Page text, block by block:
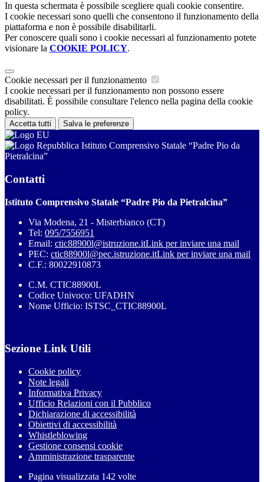
In questa schermata è possibile scegliere quali cookie consentire.
I cookie necessari sono quelli che consentono il funzionamento della
piattaforma e non è possibile disabilitarli.
Per conoscere quali sono i cookie necessari al funzionamento potete
visionare la COOKIE POLICY.
Cookie necessari per il funzionamento
I cookie necessari per il funzionamento non possono essere
disabilitati. È possibile consultare l'elenco nella pagina della cookie
policy.
Accetta tutti Salva le preferenze
Istituto Comprensivo Statale “Padre Pio da
Pietralcina”
Contatti
Istituto Comprensivo Statale “Padre Pio da Pietralcina”
Via Modena, 21 - Misterbianco (CT)
Tel: 095/7556951
Email: ctic88900l@istruzione.itLink per inviare una mail
PEC: ctic88900l@pec.istruzione.itLink per inviare una mail
C.F.: 80022910873
C.M. CTIC88900L
Codice Univoco: UFADHN
Nome Ufficio: ISTSC_CTIC88900L
Sezione Link Utili
Cookie policy
Note legali
Informativa Privacy
Ufficio Relazioni con il Pubblico
Dichiarazione di accessibilità
Obiettivi di accessibilità
Whistleblowing
Gestione consensi cookie
Amministrazione trasparente
Pagina visualizzata 142 volte